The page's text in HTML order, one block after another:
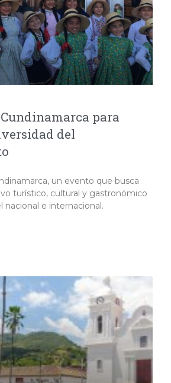
para
del
un evento que busca
turístico, cultural y gastronómico
nacional e internacional.​